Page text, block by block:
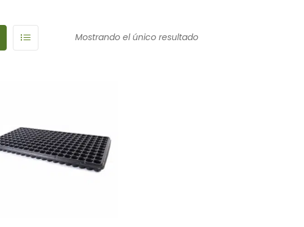
Mostrando el único resultado